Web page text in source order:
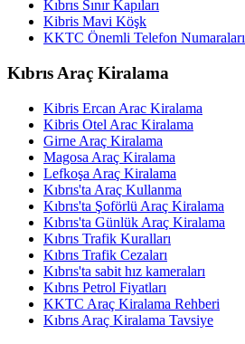
Kıbrıs Sınır Kapıları
Kibris Mavi Köşk
KKTC Önemli Telefon Numaraları
Kıbrıs Araç Kiralama
Kibris Ercan Arac Kiralama
Kibris Otel Arac Kiralama
Girne Araç Kiralama
Magosa Araç Kiralama
Lefkoşa Araç Kiralama
Kıbrıs'ta Araç Kullanma
Kıbrıs'ta Şoförlü Araç Kiralama
Kıbrıs'ta Günlük Araç Kiralama
Kıbrıs Trafik Kuralları
Kıbrıs Trafik Cezaları
Kıbrıs'ta sabit hız kameraları
Kıbrıs Petrol Fiyatları
KKTC Araç Kiralama Rehberi
Kıbrıs Araç Kiralama Tavsiye